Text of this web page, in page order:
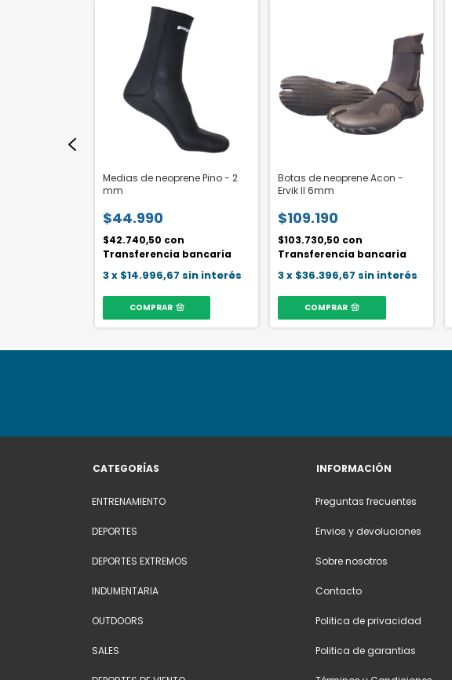
Medias de neoprene Pino - 2
mm
$44.990
$42.740,50 con
Transferencia bancaria
3x $14.996,67 sin interés
COMPRAR
Botas de neoprene Acon -
Ervik II 6mm
$109.190
$103.730,50 con
Transferencia bancaria
3x $36.396,67 sin interés
COMPRAR
CATEGORÍAS
ENTRENAMIENTO
DEPORTES
DEPORTES EXTREMOS
INDUMENTARIA
OUTDOORS
SALES
INFORMACIÓN
Preguntas frecuentes
Envios y devoluciones
Sobre nosotros
Contacto
Politica de privacidad
Politica de garantias